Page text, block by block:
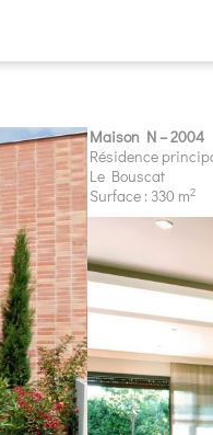
Maison N – 2004
Résidence
Le Bouscat
Surface : 330 m2